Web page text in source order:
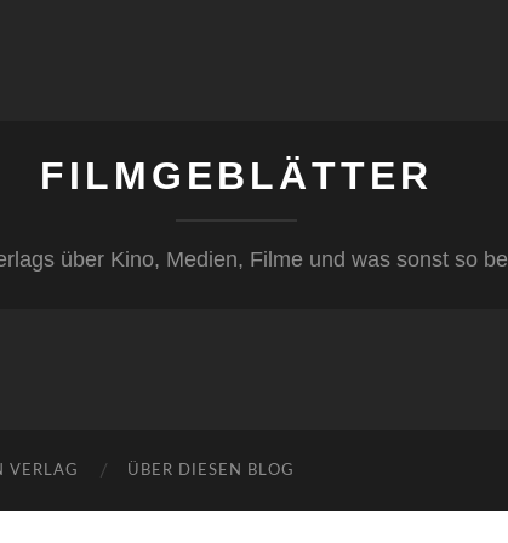
FILMGEBLÄTTER
über Kino, Medien, Filme und was sonst so
VERLAG ÜBER DIESEN BLOG